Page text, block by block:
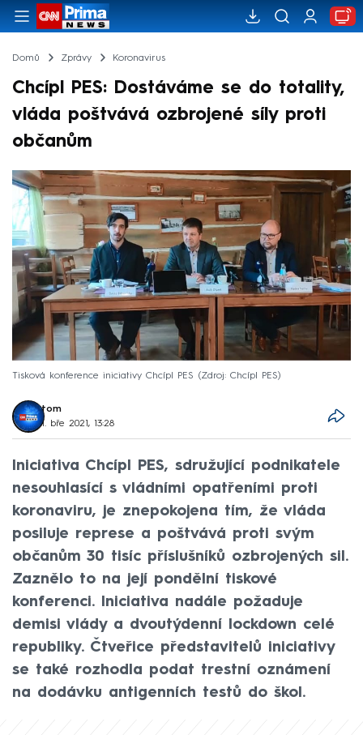
Domů Zprávy Koronavirus
Chcípl PES: Dostáváme se do totality,
vláda poštvává ozbrojené síly proti
občanům
Tisková konference iniciativy Chcípl PES Zdroj: Chcípl PES
tom
1. bře 2021, 13:28
Iniciativa Chcípl PES, sdružující podnikatele
nesouhlasící s vládními opatřeními proti
koronaviru, je znepokojena tím, že vláda
posiluje represe a poštvává proti svým
občanům 30 tisíc příslušníků ozbrojených sil.
Zaznělo to na její pondělní tiskové
konferenci. Iniciativa nadále požaduje
demisi vlády a dvoutýdenní lockdown celé
republiky. Čtveřice představitelů iniciativy
se také rozhodla podat trestní oznámení
na dodávku antigenních testů do škol.